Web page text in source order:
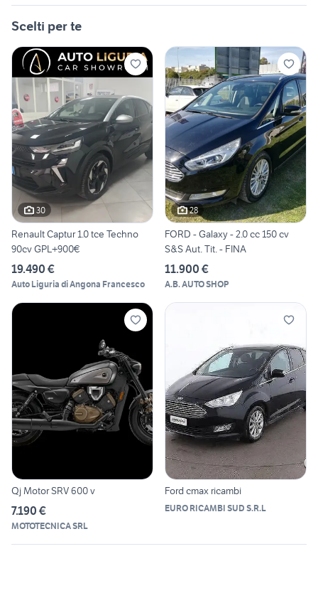
Scelti per te
30
Renault Captur 1.0 tce Techno
90cv GPL+900€
19.490 €
Auto Liguria di Angona Francesco
28
FORD - Galaxy - 2.0 cc 150 cv
S&S Aut. Tit. - FINA
11.900 €
A.B. AUTO SHOP
Qj Motor SRV 600 v
7.190 €
MOTOTECNICA SRL
Ford cmax ricambi
EURO RICAMBI SUD S.R.L